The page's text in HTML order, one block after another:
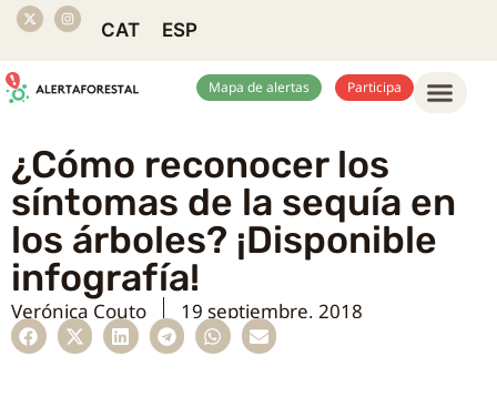
CAT ESP
Mapa de alertas Participa
¿Cómo reconocer los
síntomas de la sequía en
los árboles? ¡Disponible
infografía!
Verónica Couto 19 septiembre, 2018